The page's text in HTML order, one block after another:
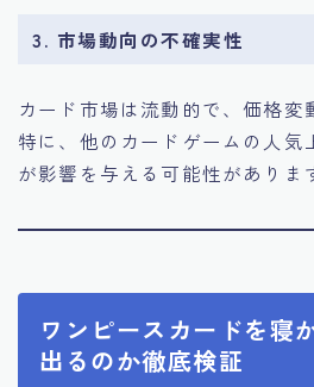
3. 市場動向の不確実性
カード市場は流動的で、価格変
特に、他のカードゲームの人気
が影響を与える可能性がありま
ワンピースカードを寝
出るのか徹底検証